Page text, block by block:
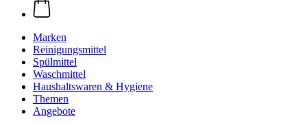
Marken
Reinigungsmittel
Spülmittel
Waschmittel
Haushaltswaren & Hygiene
Themen
Angebote